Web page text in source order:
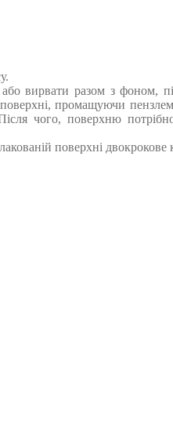
вирвати разом з фоном,
промащуючи пензлем
чого, поверхню
поверхні двокрокове